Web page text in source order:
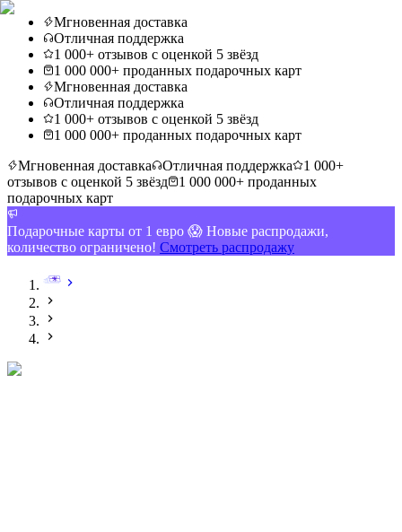
Мгновенная доставка
Отличная поддержка
1 000+ отзывов с оценкой 5 звёзд
1 000 000+ проданных подарочных карт
Мгновенная доставка
Отличная поддержка
1 000+ отзывов с оценкой 5 звёзд
1 000 000+ проданных подарочных карт
Мгновенная доставка
Отличная поддержка
1 000+
отзывов с оценкой 5 звёзд
1 000 000+ проданных
подарочных карт
Подарочные карты от 1 евро 😱 Новые распродажи,
количество ограничено! Смотреть распродажу